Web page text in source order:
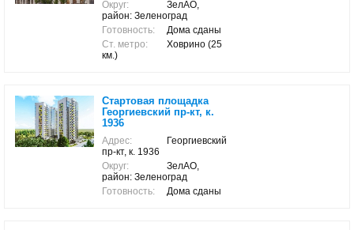
Округ:
ЗелАО,
район: Зеленоград
Готовность:
Дома сданы
Ст. метро:
Ховрино (25
км.)
Стартовая площадка
Георгиевский пр-кт, к.
1936
Адрес:
Георгиевский
пр-кт, к. 1936
Округ:
ЗелАО,
район: Зеленоград
Готовность:
Дома сданы